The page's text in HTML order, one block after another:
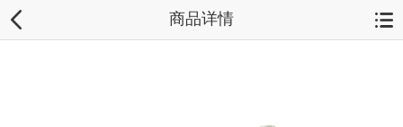
商品详情